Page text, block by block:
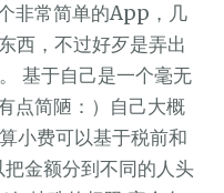
非常简单的App，几
西，不过好歹是弄出
基于自己是一个毫无
点简陋：）自己大概
小费可以基于税前和
金额分到不同的人头